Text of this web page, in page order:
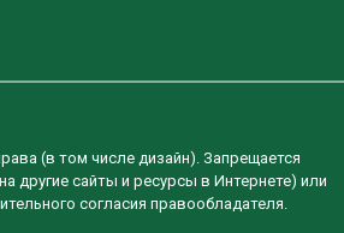
(в том числе дизайн). Запрещается
другие сайты и ресурсы в Интернете) или
согласия правообладателя.